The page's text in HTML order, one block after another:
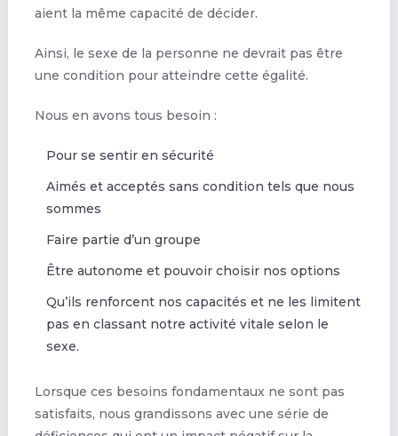
aient la même capacité de décider.
Ainsi, le sexe de la personne ne devrait pas être
une condition pour atteindre cette égalité.
Nous en avons tous besoin :
Pour se sentir en sécurité
Aimés et acceptés sans condition tels que nous
sommes
Faire partie d’un groupe
Être autonome et pouvoir choisir nos options
Qu’ils renforcent nos capacités et ne les limitent
pas en classant notre activité vitale selon le
sexe.
Lorsque ces besoins fondamentaux ne sont pas
satisfaits, nous grandissons avec une série de